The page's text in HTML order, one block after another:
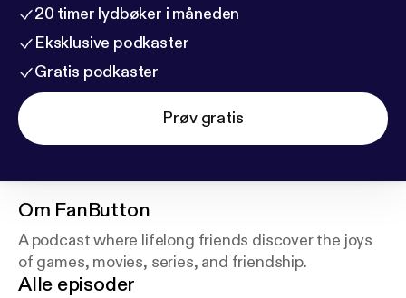
20 timer lydbøker i måneden
Eksklusive podkaster
Gratis podkaster
Prøv gratis
Om FanButton
A podcast where lifelong friends discover the joys
of games, movies, series, and friendship.
Alle episoder